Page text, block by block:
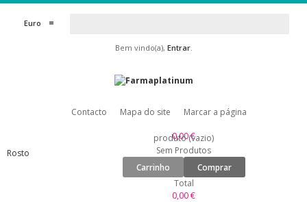
Euro
Bem vindo(a), Entrar.
Contacto Mapa do site Marcar a página
0,00 €
produto (vazio)
Sem Produtos
Carrinho
Comprar
Total
0,00 €
Rosto